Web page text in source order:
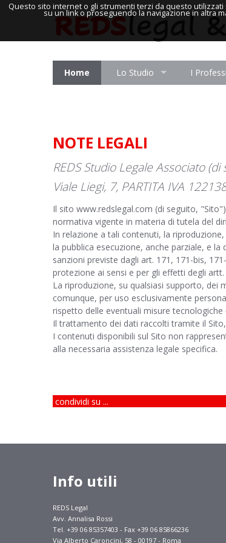
Home Lo Studio I
NOTE LEGALI
REDS Studio Legale Associato
Viale Liegi, 7, PARTITA IVA
Il sito www.redslegal.com (di seguito,
normativa vigente in materia di tutela del
In relazione a tali contenuti, la
la pubblica esecuzione, anche parziale, e
sanzioni previste dagli art. 171, 171-bis,
protezione ai sensi e per gli effetti degli artt.
La riproduzione, su qualsiasi supporto, dei
comunque, per uso esclusivamente
rispetto delle eventuali misure tecnologiche
Il trattamento dei dati raccolti tramite il
I contenuti disponibili sul Sito non
alla necessaria assistenza legale specifica.
condividi su ...
Info utili
REDS Legal
Avv. Annalisa Rossi
Tel. +39 06 85357403 - Fax +39 06 85866236
Via Alberto Caroncini, 58 - 00197 - Roma
Questo sito internet o gli strumenti terzi da questo
su un link o proseguendo la navigazione in altra